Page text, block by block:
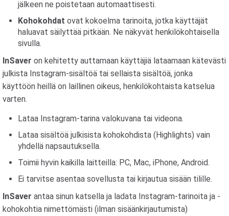
jälkeen ne poistetaan automaattisesti.
Kohokohdat ovat kokoelma tarinoita, jotka käyttäjät
haluavat säilyttää pitkään. Ne näkyvät henkilökohtaisella
sivulla.
InSaver on kehitetty auttamaan käyttäjiä lataamaan kätevästi
julkista Instagram-sisältöä tai sellaista sisältöä, jonka
käyttöön heillä on laillinen oikeus, henkilökohtaista katselua
varten.
Lataa Instagram-tarina valokuvana tai videona.
Lataa sisältöä julkisista kohokohdista (Highlights) vain
yhdellä napsautuksella.
Toimii hyvin kaikilla laitteilla: PC, Mac, iPhone, Android.
Ei tarvitse asentaa sovellusta tai kirjautua sisään tilille.
InSaver antaa sinun katsella ja ladata Instagram-tarinoita ja -
kohokohtia nimettömästi (ilman sisäänkirjautumista)